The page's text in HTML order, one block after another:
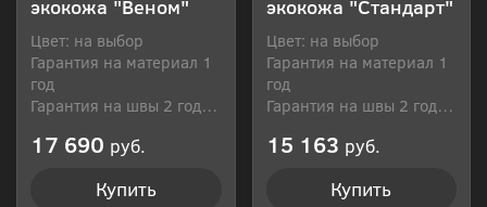
экокожа "Веном"
Цвет: на выбор
Гарантия на материал 1
год
Гарантия на швы 2 года
17 690 руб.
Купить
экокожа "Стандарт"
Цвет: на выбор
Гарантия на материал 1
год
Гарантия на швы 2 года
15 163 руб.
Купить